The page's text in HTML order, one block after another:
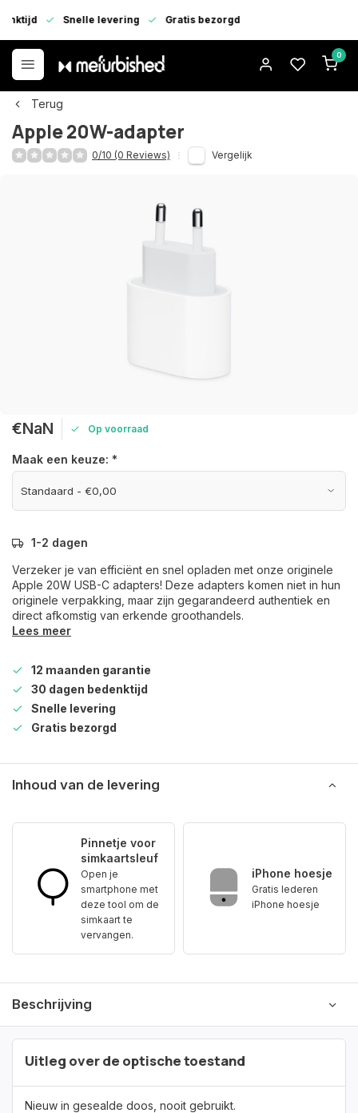
Snelle levering Gratis bezorgd
0
Terug
Apple 20W-adapter
0/10 (0 Reviews) Vergelijk
€NaN Op voorraad
Maak een keuze: *
1-2 dagen
Verzeker je van efficiënt en snel opladen met onze originele
Apple 20W USB-C adapters! Deze adapters komen niet in hun
originele verpakking, maar zijn gegarandeerd authentiek en
direct afkomstig van erkende groothandels.
Lees meer
12 maanden garantie
30 dagen bedenktijd
Snelle levering
Gratis bezorgd
Inhoud van de levering
Pinnetje voor
simkaartsleuf
Open je
smartphone met
deze tool om de
simkaart te
vervangen.
iPhone hoesje
Gratis lederen
iPhone hoesje
Beschrijving
Uitleg over de optische toestand
Nieuw in gesealde doos, nooit gebruikt.